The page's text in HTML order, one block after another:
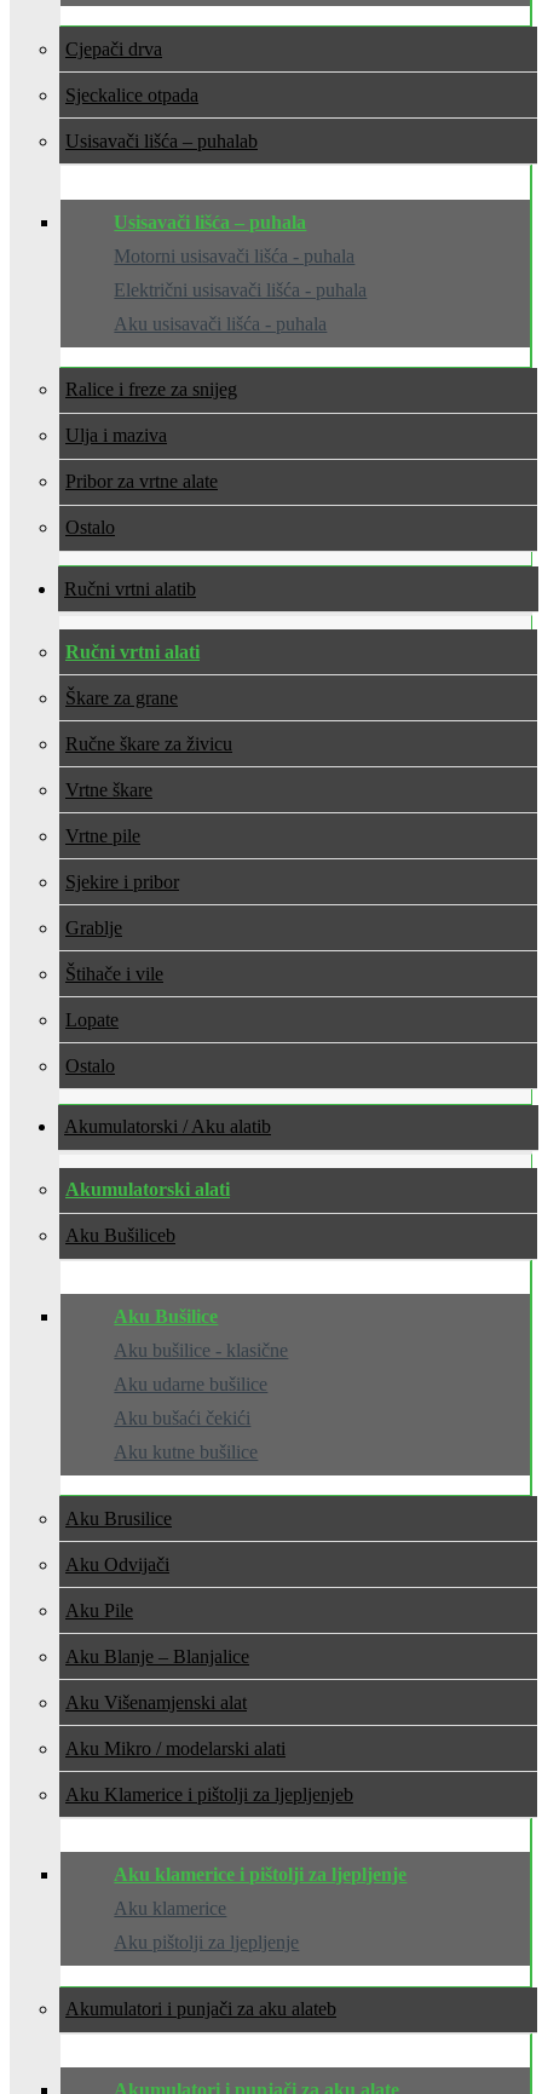
Cjepači drva
Sjeckalice otpada
Usisavači lišća – puhala
Usisavači lišća – puhala
Motorni usisavači lišća - puhala
Električni usisavači lišća - puhala
Aku usisavači lišća - puhala
Ralice i freze za snijeg
Ulja i maziva
Pribor za vrtne alate
Ostalo
Ručni vrtni alati
Ručni vrtni alati
Škare za grane
Ručne škare za živicu
Vrtne škare
Vrtne pile
Sjekire i pribor
Grablje
Štihače i vile
Lopate
Ostalo
Akumulatorski / Aku alati
Akumulatorski alati
Aku Bušilice
Aku Bušilice
Aku bušilice - klasične
Aku udarne bušilice
Aku bušaći čekići
Aku kutne bušilice
Aku Brusilice
Aku Odvijači
Aku Pile
Aku Blanje – Blanjalice
Aku Višenamjenski alat
Aku Mikro / modelarski alati
Aku Klamerice i pištolji za ljepljenje
Aku klamerice i pištolji za ljepljenje
Aku klamerice
Aku pištolji za ljepljenje
Akumulatori i punjači za aku alate
Akumulatori i punjači za aku alate